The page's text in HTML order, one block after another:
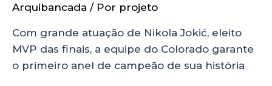
Arquibancada / Por projeto
Com grande atuação de Nikola Jokić, eleito
MVP das finais, a equipe do Colorado garante
o primeiro anel de campeão de sua história